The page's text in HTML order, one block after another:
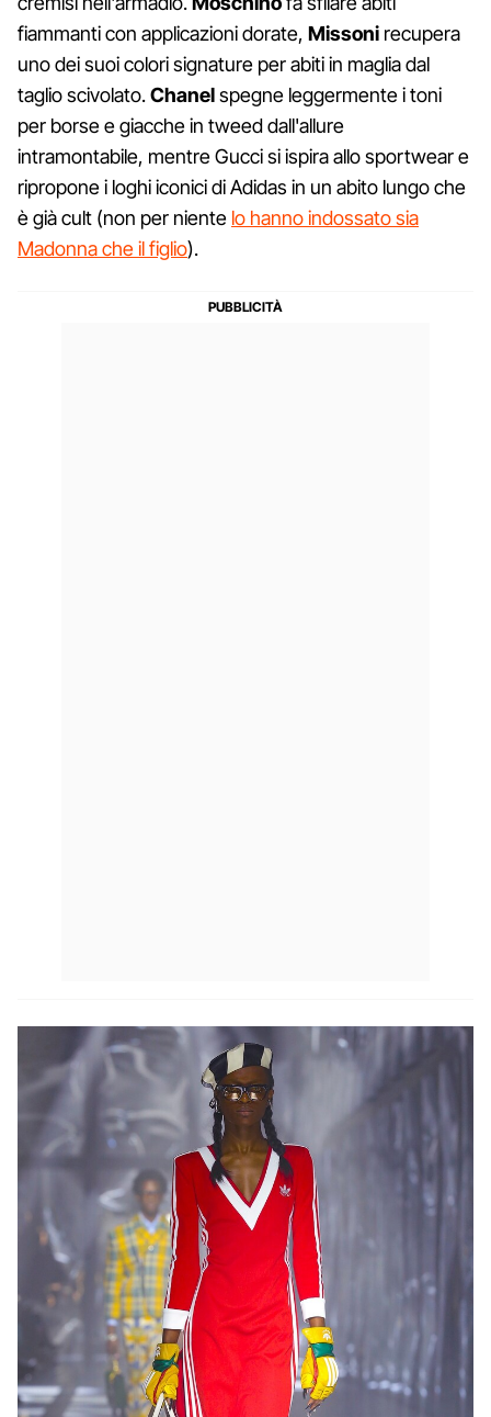
fiammanti con applicazioni dorate, Missoni recupera
uno dei suoi colori signature per abiti in maglia dal
taglio scivolato.Chanelspegne leggermente i toni
per borse e giacche in tweed dall'allure
intramontabile, mentre Gucci si ispira allo sportwear e
ripropone i loghi iconici di Adidas in un abito lungo che
è già cult (non per niente lo hanno indossato sia
Madonna che il figlio).